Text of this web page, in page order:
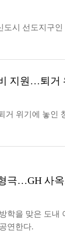
시 선도지구
지원…퇴거
거 위기에 놓인
극…GH 사옥
학을 맞은 도내
연한다.